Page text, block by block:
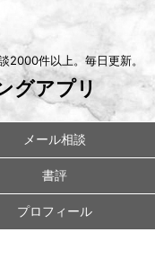
2000件以上。毎日更新。
グアプリ
メール相談
書評
プロフィール